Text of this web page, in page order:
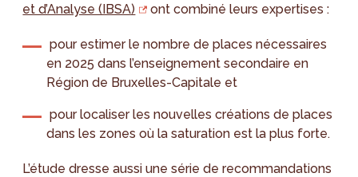
et d’Analyse (IBSA)
ont combiné leurs expertises :
pour estimer le nombre de places nécessaires
en 2025 dans l’enseignement secondaire en
Région de Bruxelles-Capitale et
pour localiser les nouvelles créations de places
dans les zones où la saturation est la plus forte.
L’étude dresse aussi une série de recommandations